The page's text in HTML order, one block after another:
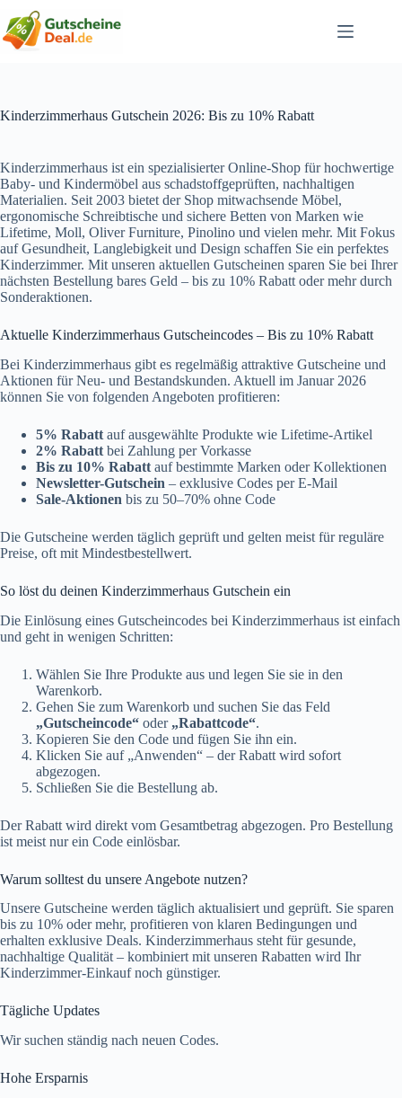
Inhalt
springen
Kinderzimmerhaus Gutschein 2026: Bis zu 10% Rabatt
Kinderzimmerhaus ist ein spezialisierter Online-Shop für hochwertige
Baby- und Kindermöbel aus schadstoffgeprüften, nachhaltigen
Materialien. Seit 2003 bietet der Shop mitwachsende Möbel,
ergonomische Schreibtische und sichere Betten von Marken wie
Lifetime, Moll, Oliver Furniture, Pinolino und vielen mehr. Mit Fokus
auf Gesundheit, Langlebigkeit und Design schaffen Sie ein perfektes
Kinderzimmer. Mit unseren aktuellen Gutscheinen sparen Sie bei Ihrer
nächsten Bestellung bares Geld – bis zu 10% Rabatt oder mehr durch
Sonderaktionen.
Aktuelle Kinderzimmerhaus Gutscheincodes – Bis zu 10% Rabatt
Bei Kinderzimmerhaus gibt es regelmäßig attraktive Gutscheine und
Aktionen für Neu- und Bestandskunden. Aktuell im Januar 2026
können Sie von folgenden Angeboten profitieren:
5% Rabatt auf ausgewählte Produkte wie Lifetime-Artikel
2% Rabatt bei Zahlung per Vorkasse
Bis zu 10% Rabatt auf bestimmte Marken oder Kollektionen
Newsletter-Gutschein – exklusive Codes per E-Mail
Sale-Aktionen bis zu 50–70% ohne Code
Die Gutscheine werden täglich geprüft und gelten meist für reguläre
Preise, oft mit Mindestbestellwert.
So löst du deinen Kinderzimmerhaus Gutschein ein
Die Einlösung eines Gutscheincodes bei Kinderzimmerhaus ist einfach
und geht in wenigen Schritten:
Wählen Sie Ihre Produkte aus und legen Sie sie in den
Warenkorb.
Gehen Sie zum Warenkorb und suchen Sie das Feld
„Gutscheincode“ oder „Rabattcode“.
Kopieren Sie den Code und fügen Sie ihn ein.
Klicken Sie auf „Anwenden“ – der Rabatt wird sofort
abgezogen.
Schließen Sie die Bestellung ab.
Der Rabatt wird direkt vom Gesamtbetrag abgezogen. Pro Bestellung
ist meist nur ein Code einlösbar.
Warum solltest du unsere Angebote nutzen?
Unsere Gutscheine werden täglich aktualisiert und geprüft. Sie sparen
bis zu 10% oder mehr, profitieren von klaren Bedingungen und
erhalten exklusive Deals. Kinderzimmerhaus steht für gesunde,
nachhaltige Qualität – kombiniert mit unseren Rabatten wird Ihr
Kinderzimmer-Einkauf noch günstiger.
Tägliche Updates
Wir suchen ständig nach neuen Codes.
Hohe Ersparnis